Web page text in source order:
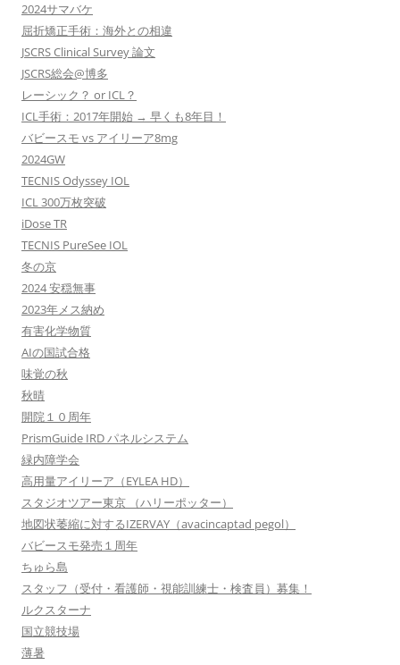
2024サマバケ
屈折矯正手術：海外との相違
JSCRS Clinical Survey 論文
JSCRS総会@博多
レーシック？ or ICL？
ICL手術：2017年開始 → 早くも8年目！
バビースモ vs アイリーア8mg
2024GW
TECNIS Odyssey IOL
ICL 300万枚突破
iDose TR
TECNIS PureSee IOL
冬の京
2024 安穏無事
2023年メス納め
有害化学物質
AIの国試合格
味覚の秋
秋晴
開院１０周年
PrismGuide IRD パネルシステム
緑内障学会
高用量アイリーア（EYLEA HD）
スタジオツアー東京 （ハリーポッター）
地図状萎縮に対するIZERVAY（avacincaptad pegol）
バビースモ発売１周年
ちゅら島
スタッフ（受付・看護師・視能訓練士・検査員）募集！
ルクスターナ
国立競技場
薄暑